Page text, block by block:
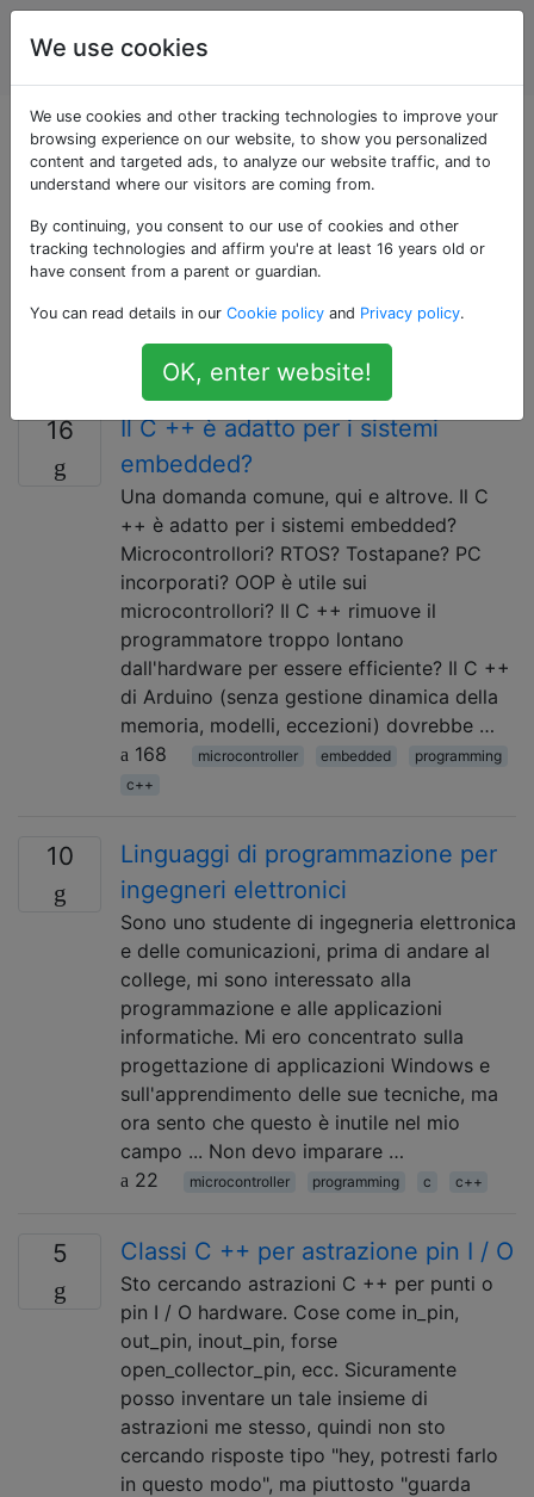
Ingegnere
elettrico
Domande taggate
«c++»
C ++ è un linguaggio di programmazione generico
oggetti e altri miglioramenti al linguaggio C, di cui è in
gran parte un superset. È popolare sia per lo sviluppo
di software embedded che per PC.
16
Il C ++ è adatto per i sistemi
embedded?
Una domanda comune, qui e altrove. Il C
++ è adatto per i sistemi embedded?
Microcontrollori? RTOS? Tostapane? PC
incorporati? OOP è utile sui
microcontrollori? Il C ++ rimuove il
programmatore troppo lontano
dall'hardware per essere efficiente? Il C ++
di Arduino (senza gestione dinamica della
memoria, modelli, eccezioni) dovrebbe …
168
microcontroller embedded
programming
c++
10
Linguaggi di programmazione per
ingegneri elettronici
Sono uno studente di ingegneria elettronica
e delle comunicazioni, prima di andare al
college, mi sono interessato alla
programmazione e alle applicazioni
informatiche. Mi ero concentrato sulla
progettazione di applicazioni Windows e
sull'apprendimento delle sue tecniche, ma
ora sento che questo è inutile nel mio
campo ... Non devo imparare …
22
microcontroller programming c c++
5 Classi C ++ per astrazione pin I / O
Sto cercando astrazioni C ++ per punti o
pin I / O hardware. Cose come in_pin,
out_pin, inout_pin, forse
open_collector_pin, ecc. Sicuramente
posso inventare un tale insieme di
astrazioni me stesso, quindi non sto
cercando risposte tipo "hey, potresti farlo
in questo modo", ma piuttosto "guarda
We use cookies
We use cookies and other tracking technologies to improve your
browsing experience on our website, to show you personalized
content and targeted ads, to analyze our website traffic, and to
understand where our visitors are coming from.
By continuing, you consent to our use of cookies and other
tracking technologies and affirm you're at least 16 years old or
have consent from a parent or guardian.
You can read details in our Cookie policy and Privacy policy.
OK, enter website!